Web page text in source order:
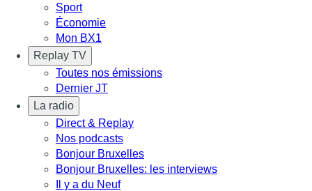
Sport
Économie
Mon BX1
Replay TV
Toutes nos émissions
Dernier JT
La radio
Direct & Replay
Nos podcasts
Bonjour Bruxelles
Bonjour Bruxelles: les interviews
Il y a du Neuf